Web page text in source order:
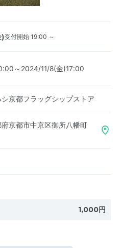
)受付開始 19:00 ～
～2024/11/8(金)17:00
京都フラッグシップストア
府京都市中京区御所八幡町
1,000円